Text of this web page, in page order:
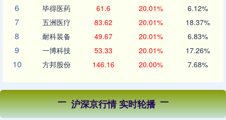
6 毕得医药 61.6 20.01% 6.12%
7 五洲医疗 83.62 20.01% 18.37%
8 耐科装备 49.67 20.01% 6.83%
9 一博科技 53.33 20.01% 17.26%
10 方邦股份 146.16 20.00% 7.68%
沪深京行情 实时轮播